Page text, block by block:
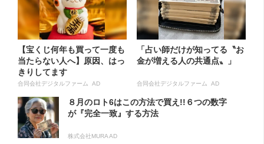
【宝くじ何年も買って一度も
当たらない人へ】原因、はっ
きりしてます
合同会社デジタルファーム AD
「占い師だけが知ってる〝お
金が増える人の共通点〟」
合同会社デジタルファーム AD
８月のロト6はこの方法で買え!!６つの数字
が『完全一致』する方法
株式会社MURA AD